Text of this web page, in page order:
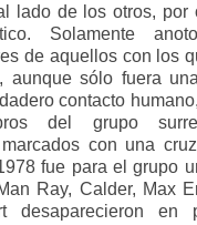
lado de los otros, por
Solamente
de aquellos con los
aunque sólo fuera
contacto
del grupo
con una
fue para el grupo
Ray, Calder, Max
desaparecieron en